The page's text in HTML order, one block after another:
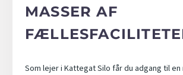
MASSER AF
Som lejer i Kattegat Silo får du adgang til